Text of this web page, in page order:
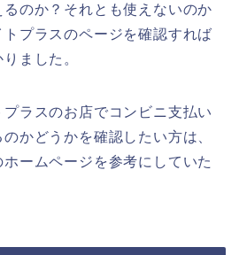
るのか？それとも使えないのか
プラスのページを確認すれば
ました。
ラスのお店でコンビニ支払い
かどうかを確認したい方は、
ームページを参考にしていた